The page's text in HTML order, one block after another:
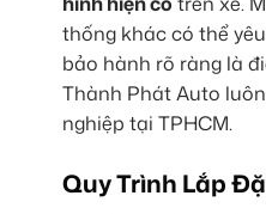
thống khác có thể
bảo hành rõ ràng là
Thành Phát Auto
nghiệp tại TPHCM.
Quy Trình Lắp